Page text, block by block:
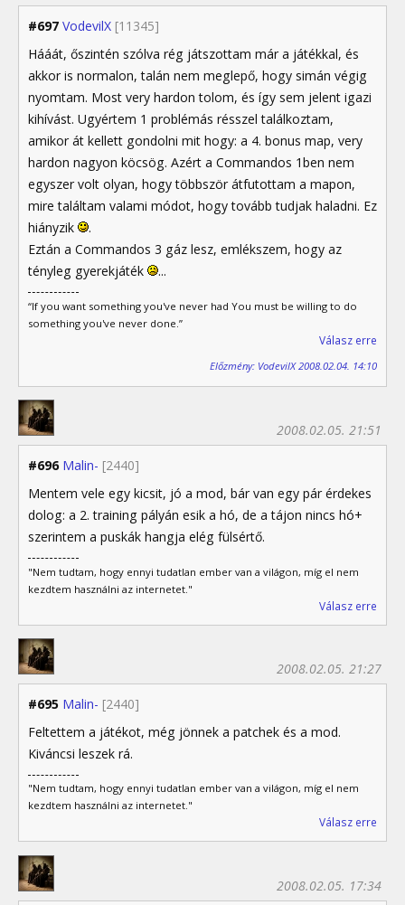
#697 VodevilX [11345]
Hááát, őszintén szólva rég játszottam már a játékkal, és
akkor is normalon, talán nem meglepő, hogy simán végig
nyomtam. Most very hardon tolom, és így sem jelent igazi
kihívást. Ugyértem 1 problémás résszel találkoztam,
amikor át kellett gondolni mit hogy: a 4. bonus map, very
hardon nagyon köcsög. Azért a Commandos 1ben nem
egyszer volt olyan, hogy többször átfutottam a mapon,
mire találtam valami módot, hogy tovább tudjak haladni. Ez
hiányzik
.
Eztán a Commandos 3 gáz lesz, emlékszem, hogy az
tényleg gyerekjáték
...
“If you want something you've never had You must be willing to do
something you've never done.”
Válasz erre
Előzmény: VodevilX 2008.02.04. 14:10
#696 Malin- [2440]
2008.02.05. 21:51
Mentem vele egy kicsit, jó a mod, bár van egy pár érdekes
dolog: a 2. training pályán esik a hó, de a tájon nincs hó+
szerintem a puskák hangja elég fülsértő.
"Nem tudtam, hogy ennyi tudatlan ember van a világon, míg el nem
kezdtem használni az internetet."
Válasz erre
#695 Malin- [2440]
2008.02.05. 21:27
Feltettem a játékot, még jönnek a patchek és a mod.
Kiváncsi leszek rá.
"Nem tudtam, hogy ennyi tudatlan ember van a világon, míg el nem
kezdtem használni az internetet."
Válasz erre
2008.02.05. 17:34